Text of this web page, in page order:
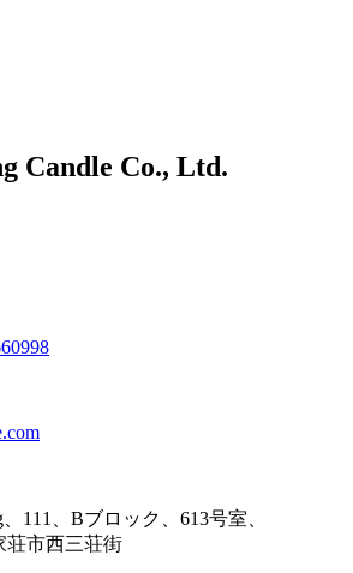
Candle Co., Ltd.
111、Bブロック、613号室、
荘市西三荘街